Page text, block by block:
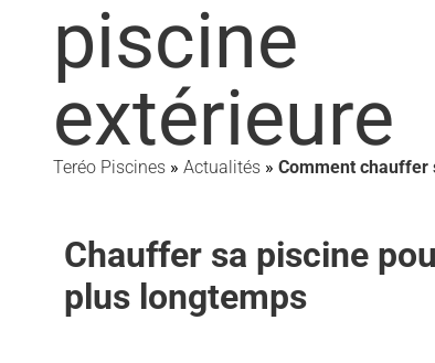
piscine
extérieure
Teréo Piscines » Actualités » Comment chauffer
Chauffer sa piscine
plus longtemps